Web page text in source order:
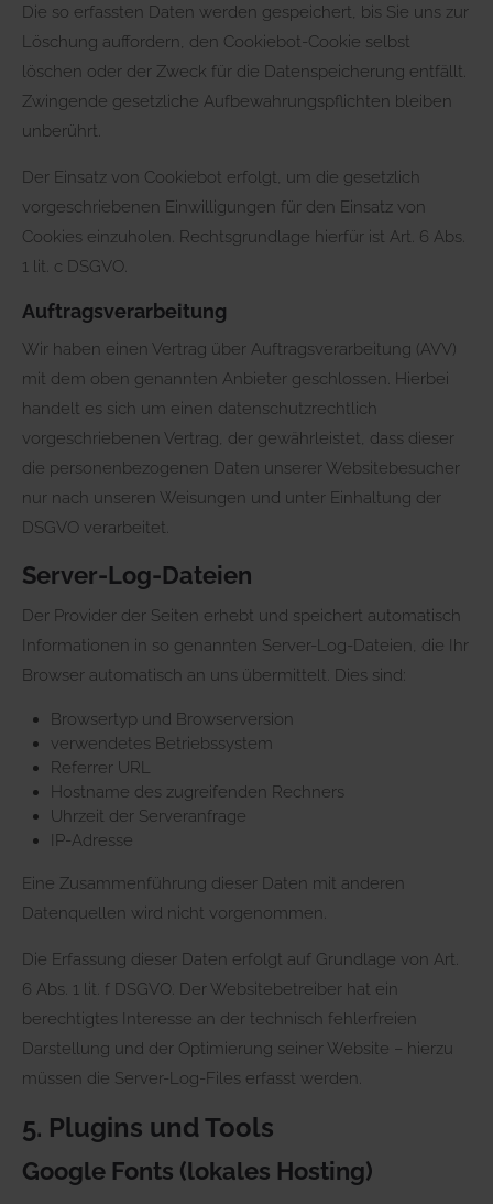
Die so erfassten Daten werden gespeichert, bis Sie uns zur
Löschung auffordern, den Cookiebot-Cookie selbst
löschen oder der Zweck für die Datenspeicherung entfällt.
Zwingende gesetzliche Aufbewahrungspflichten bleiben
unberührt.
Der Einsatz von Cookiebot erfolgt, um die gesetzlich
vorgeschriebenen Einwilligungen für den Einsatz von
Cookies einzuholen. Rechtsgrundlage hierfür ist Art. 6 Abs.
1 lit. c DSGVO.
Auftragsverarbeitung
Wir haben einen Vertrag über Auftragsverarbeitung (AVV)
mit dem oben genannten Anbieter geschlossen. Hierbei
handelt es sich um einen datenschutzrechtlich
vorgeschriebenen Vertrag, der gewährleistet, dass dieser
die personenbezogenen Daten unserer Websitebesucher
nur nach unseren Weisungen und unter Einhaltung der
DSGVO verarbeitet.
Server-Log-Dateien
Der Provider der Seiten erhebt und speichert automatisch
Informationen in so genannten Server-Log-Dateien, die Ihr
Browser automatisch an uns übermittelt. Dies sind:
Browsertyp und Browserversion
verwendetes Betriebssystem
Referrer URL
Hostname des zugreifenden Rechners
Uhrzeit der Serveranfrage
IP-Adresse
Eine Zusammenführung dieser Daten mit anderen
Datenquellen wird nicht vorgenommen.
Die Erfassung dieser Daten erfolgt auf Grundlage von Art.
6 Abs. 1 lit. f DSGVO. Der Websitebetreiber hat ein
berechtigtes Interesse an der technisch fehlerfreien
Darstellung und der Optimierung seiner Website – hierzu
müssen die Server-Log-Files erfasst werden.
5. Plugins und Tools
Google Fonts (lokales Hosting)